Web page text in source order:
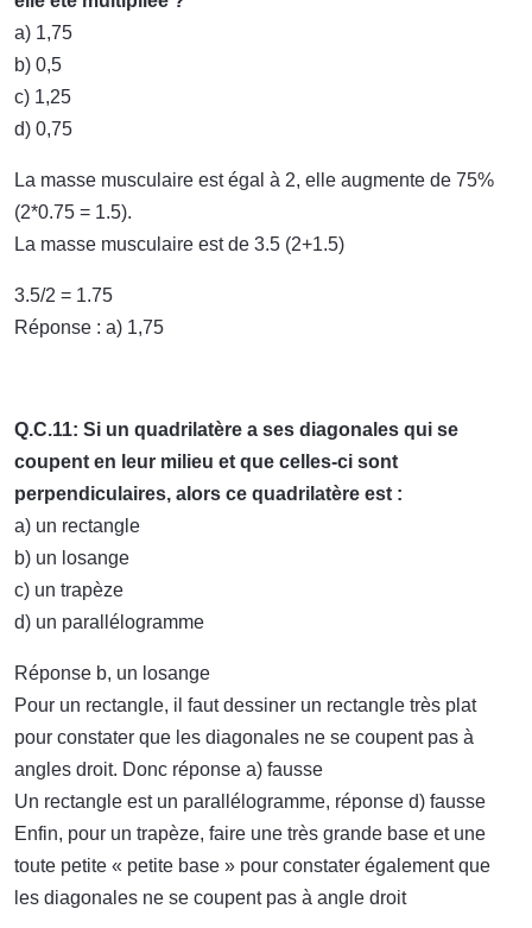
a) 1,75
b) 0,5
c) 1,25
d) 0,75
La masse musculaire est égal à 2, elle augmente de 75%
(2*0.75 = 1.5).
La masse musculaire est de 3.5 (2+1.5)
3.5/2 = 1.75
Réponse : a) 1,75
Q.C.11: Si un quadrilatère a ses diagonales qui se
coupent en leur milieu et que celles-ci sont
perpendiculaires, alors ce quadrilatère est :
a) un rectangle
b) un losange
c) un trapèze
d) un parallélogramme
Réponse b, un losange
Pour un rectangle, il faut dessiner un rectangle très plat
pour constater que les diagonales ne se coupent pas à
angles droit. Donc réponse a) fausse
Un rectangle est un parallélogramme, réponse d) fausse
Enfin, pour un trapèze, faire une très grande base et une
toute petite « petite base » pour constater également que
les diagonales ne se coupent pas à angle droit